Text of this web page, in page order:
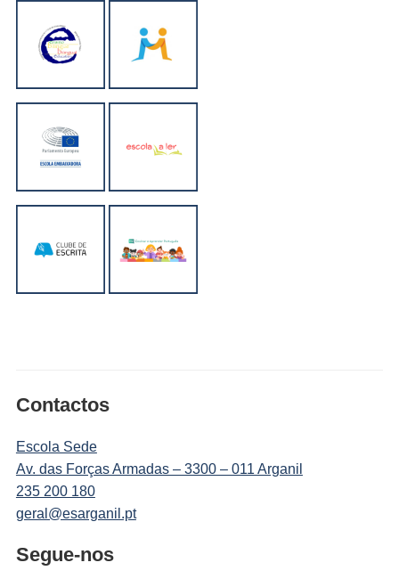
Contactos
Escola Sede
Av. das Forças Armadas – 3300 – 011 Arganil
235 200 180
geral@esarganil.pt
Segue-nos